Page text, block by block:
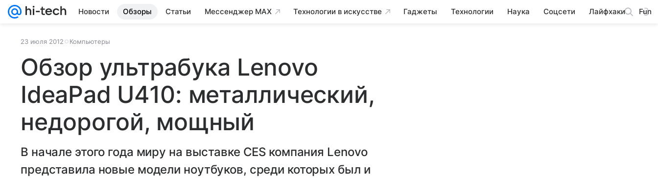
Новости Обзоры Статьи Мессенджер MAX Технологии в искусстве Гаджеты Технологии Наука Соцсети Лайфхаки Fun
23 июля 2012 Компьютеры
Обзор ультрабука Lenovo
IdeaPad U410: металлический,
недорогой, мощный
В начале этого года миру на выставке CES компания Lenovo
представила новые модели ноутбуков, среди которых был и